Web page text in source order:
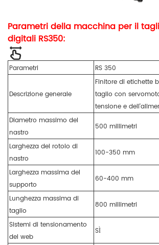
Parametri della macchina per il
digitali RS350:
Parametri RS 350
Descrizione generale
Finitore di etichette
taglio con
tensione e
Diametro massimo del
nastro
500 millimetri
Larghezza del rotolo di
nastro
100-350 mm
Larghezza massima del
supporto
60-400 mm
Lunghezza massima di
taglio
800 millimetri
Sistemi di tensionamento
del web
SÌ